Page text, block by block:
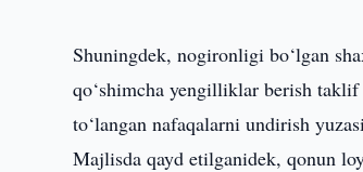
Shuningdek, nogironligi bo‘lgan
qo‘shimcha yengilliklar berish
to‘langan nafaqalarni undirish
Majlisda qayd etilganidek, qonun